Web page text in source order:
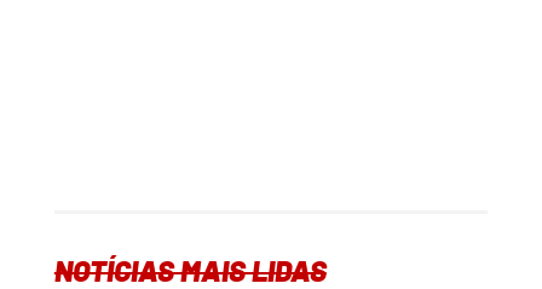
NOTÍCIAS MAIS LIDAS